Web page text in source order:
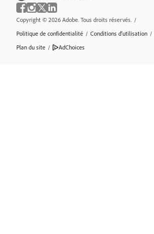
Copyright © 2026 Adobe. Tous droits réservés. /
Politique de confidentialité / Conditions d’utilisation /
Plan du site / AdChoices